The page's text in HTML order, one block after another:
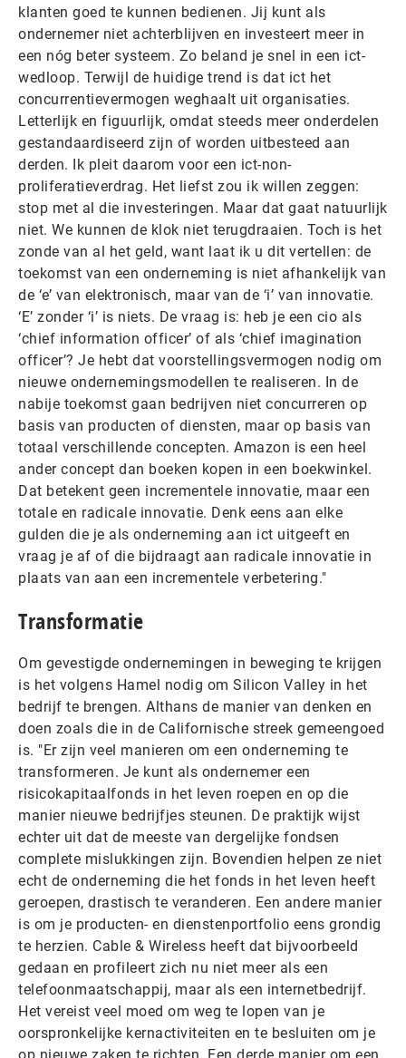
klanten goed te kunnen bedienen. Jij kunt als
ondernemer niet achterblijven en investeert meer in
een nóg beter systeem. Zo beland je snel in een ict-
wedloop. Terwijl de huidige trend is dat ict het
concurrentievermogen weghaalt uit organisaties.
Letterlijk en figuurlijk, omdat steeds meer onderdelen
gestandaardiseerd zijn of worden uitbesteed aan
derden. Ik pleit daarom voor een ict-non-
proliferatieverdrag. Het liefst zou ik willen zeggen:
stop met al die investeringen. Maar dat gaat natuurlijk
niet. We kunnen de klok niet terugdraaien. Toch is het
zonde van al het geld, want laat ik u dit vertellen: de
toekomst van een onderneming is niet afhankelijk van
de ‘e’ van elektronisch, maar van de ‘i’ van innovatie.
‘E’ zonder ‘i’ is niets. De vraag is: heb je een cio als
‘chief information officer’ of als ‘chief imagination
officer’? Je hebt dat voorstellingsvermogen nodig om
nieuwe ondernemingsmodellen te realiseren. In de
nabije toekomst gaan bedrijven niet concurreren op
basis van producten of diensten, maar op basis van
totaal verschillende concepten. Amazon is een heel
ander concept dan boeken kopen in een boekwinkel.
Dat betekent geen incrementele innovatie, maar een
totale en radicale innovatie. Denk eens aan elke
gulden die je als onderneming aan ict uitgeeft en
vraag je af of die bijdraagt aan radicale innovatie in
plaats van aan een incrementele verbetering."
Transformatie
Om gevestigde ondernemingen in beweging te krijgen
is het volgens Hamel nodig om Silicon Valley in het
bedrijf te brengen. Althans de manier van denken en
doen zoals die in de Californische streek gemeengoed
is. "Er zijn veel manieren om een onderneming te
transformeren. Je kunt als ondernemer een
risicokapitaalfonds in het leven roepen en op die
manier nieuwe bedrijfjes steunen. De praktijk wijst
echter uit dat de meeste van dergelijke fondsen
complete mislukkingen zijn. Bovendien helpen ze niet
echt de onderneming die het fonds in het leven heeft
geroepen, drastisch te veranderen. Een andere manier
is om je producten- en dienstenportfolio eens grondig
te herzien. Cable & Wireless heeft dat bijvoorbeeld
gedaan en profileert zich nu niet meer als een
telefoonmaatschappij, maar als een internetbedrijf.
Het vereist veel moed om weg te lopen van je
oorspronkelijke kernactiviteiten en te besluiten om je